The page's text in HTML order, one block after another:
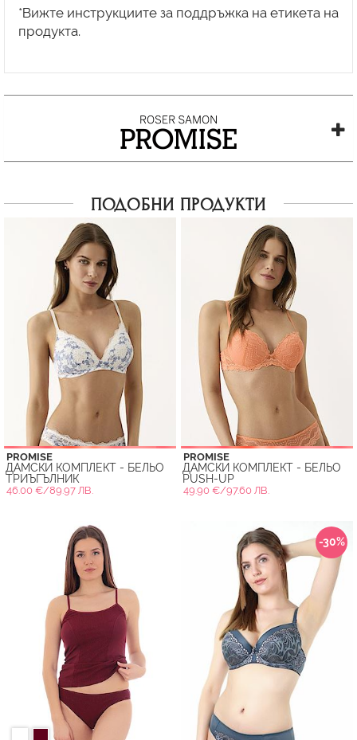
*Вижте инструкциите за поддръжка на етикета на
продукта.
ПОДОБНИ ПРОДУКТИ
PROMISE
ДАМСКИ КОМПЛЕКТ - БЕЛЬО
ТРИЪГЪЛНИК
46.00 €/89.97 ЛВ.
PROMISE
ДАМСКИ КОМПЛЕКТ - БЕЛЬО
PUSH-UP
49.90 €/97.60 ЛВ.
-30%